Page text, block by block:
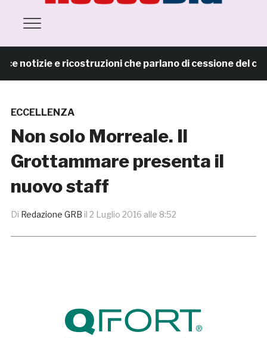
e ricostruzioni che parlano di cessione del club. IL
ECCELLENZA
Non solo Morreale. Il
Grottammare presenta il
nuovo staff
Di Redazione GRB il 2 Luglio 2016 alle 8:52